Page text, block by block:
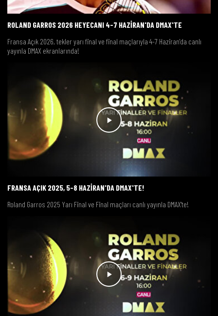
ROLAND GARROS 2026 HEYECANI 4-7 HAZİRAN'DA DMAX'TE
Fransa Açık 2026, tekler yarı final ve final maçlarıyla 4-7 Haziran'da canlı
yayınla DMAX ekranlarında!
FRANSA AÇIK 2025, 5-8 HAZİRAN'DA DMAX'TE!
Roland Garros 2025 Yarı Final ve Final maçları canlı yayınla DMAX'te!